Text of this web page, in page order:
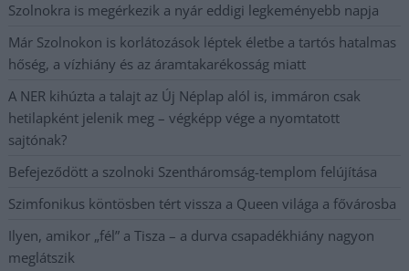
Szolnokra is megérkezik a nyár eddigi legkeményebb napja
Már Szolnokon is korlátozások léptek életbe a tartós hatalmas
hőség, a vízhiány és az áramtakarékosság miatt
A NER kihúzta a talajt az Új Néplap alól is, immáron csak
hetilapként jelenik meg – végképp vége a nyomtatott
sajtónak?
Befejeződött a szolnoki Szentháromság-templom felújítása
Szimfonikus köntösben tért vissza a Queen világa a fővárosba
Ilyen, amikor „fél” a Tisza – a durva csapadékhiány nagyon
meglátszik